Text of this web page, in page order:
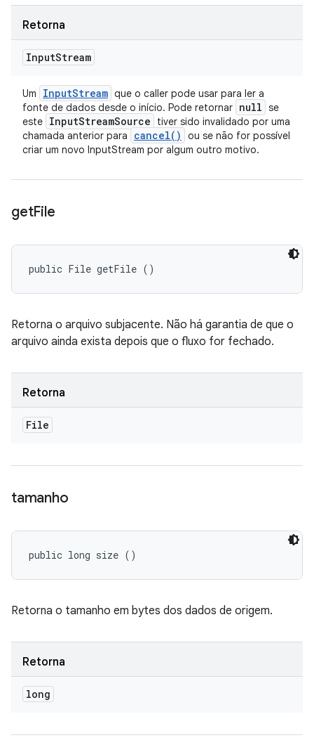
Retorna
InputStream
Um InputStream que o caller pode usar para ler a
fonte de dados desde o início. Pode retornar null se
este InputStreamSource
tiver sido invalidado por uma
chamada anterior para
cancel( )
ou se não for possível
criar um novo InputStream por algum outro motivo.
getFile
public File getFile ()
Retorna o arquivo subjacente. Não há garantia de que o
arquivo ainda exista depois que o fluxo for fechado.
Retorna
File
tamanho
public long size ()
Retorna o tamanho em bytes dos dados de origem.
Retorna
long